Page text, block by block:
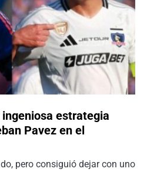
estrategia
Pavez en el
pero consiguió dejar con uno